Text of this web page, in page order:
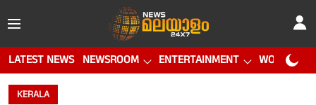
LATEST NEWS NEWSROOM ENTERTAINMENT WORLD CUP
KERALA